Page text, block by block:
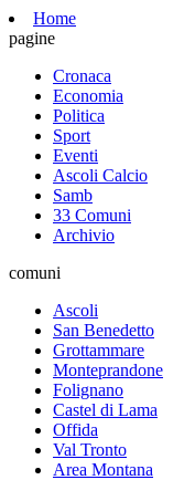
Home
pagine
Cronaca
Economia
Politica
Sport
Eventi
Ascoli Calcio
Samb
33 Comuni
Archivio
comuni
Ascoli
San Benedetto
Grottammare
Monteprandone
Folignano
Castel di Lama
Offida
Val Tronto
Area Montana